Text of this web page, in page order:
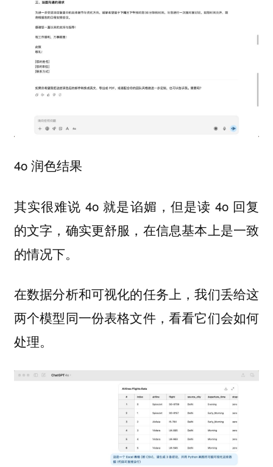
4o 润色结果
其实很难说 4o 就是谄媚，但是读 4o 回复
的文字，确实更舒服，在信息基本上是一致
的情况下。
在数据分析和可视化的任务上，我们丢给这
两个模型同一份表格文件，看看它们会如何
处理。